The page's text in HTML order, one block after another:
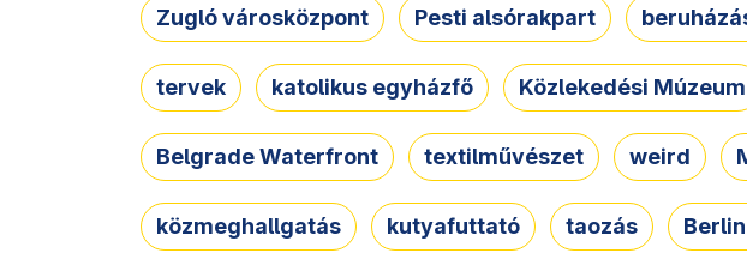
Zugló városközpont Pesti alsórakpart
tervek katolikus egyházfő Közlekedési Múzeum
Belgrade Waterfront textilművészet weird
közmeghallgatás kutyafuttató taozás